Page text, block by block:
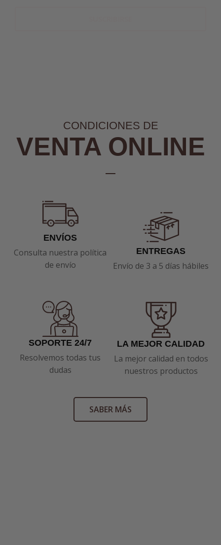
CONDICIONES DE
VENTA ONLINE
ENVÍOS
Consulta nuestra política
de envío
SOPORTE 24/7
Resolvemos todas tus
dudas
ENTREGAS
Envío de 3 a 5 días hábiles
LA MEJOR CALIDAD
La mejor calidad en todos
nuestros productos
SABER MÁS